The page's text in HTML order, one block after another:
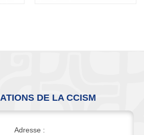
DE LA CCISM
Adresse :